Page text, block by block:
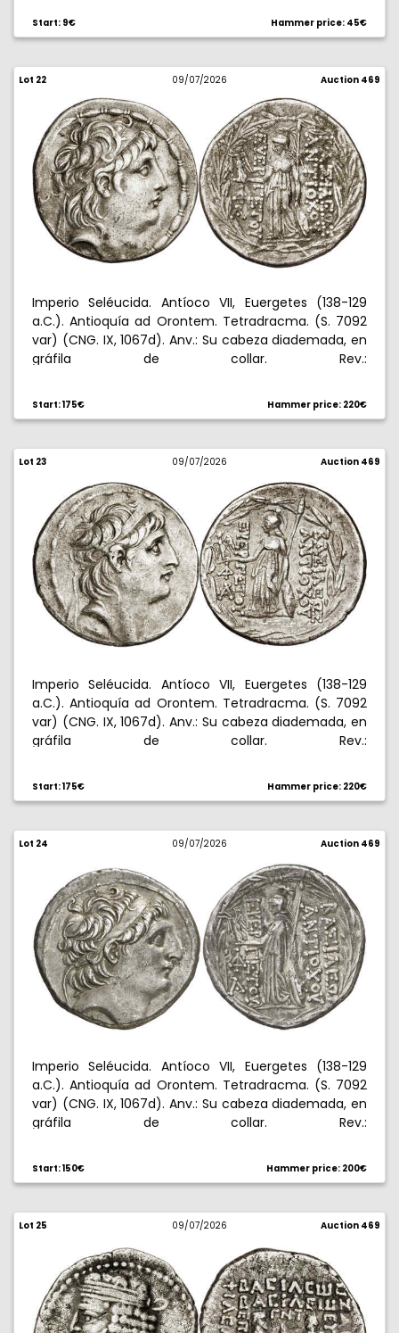
Start: 9€ Hammer price: 45€
Lot 22 09/07/2026 Auction 469
Imperio Seléucida. Antíoco VII, Euergetes (138-129
a.C.). Antioquía ad Orontem. Tetradracma. (S. 7092
var) (CNG. IX, 1067d). Anv.: Su cabeza diademada, en
gráfila de collar. Rev.:
izquierda, con Victoria, lanza y escudo, delante
/
todo en láurea. 16,46 g. MBC+.
Start: 175€ Hammer price: 220€
Lot 23 09/07/2026 Auction 469
Imperio Seléucida. Antíoco VII, Euergetes (138-129
a.C.). Antioquía ad Orontem. Tetradracma. (S. 7092
var) (CNG. IX, 1067d). Anv.: Su cabeza diademada, en
gráfila de collar. Rev.:
izquierda, con Victoria, lanza y escudo, delante
/
todo en láurea. 16,65 g. MBC+.
Start: 175€ Hammer price: 220€
Lot 24 09/07/2026 Auction 469
Imperio Seléucida. Antíoco VII, Euergetes (138-129
a.C.). Antioquía ad Orontem. Tetradracma. (S. 7092
var) (CNG. IX, 1067d). Anv.: Su cabeza diademada, en
gráfila de collar. Rev.:
izquierda, con Victoria, lanza y escudo, delante
/A,
todo en láurea. 16,55 g. MBC+.
Ex Áureo & Calicó 07/03/2013, nº 2011.
Start: 150€ Hammer price: 200€
Lot 25 09/07/2026 Auction 469